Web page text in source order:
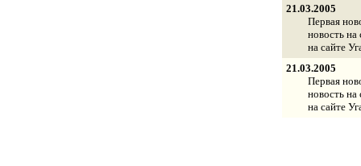
21.03.2005
Первая
новость на
на сайте
21.03.2005
Первая
новость на
на сайте